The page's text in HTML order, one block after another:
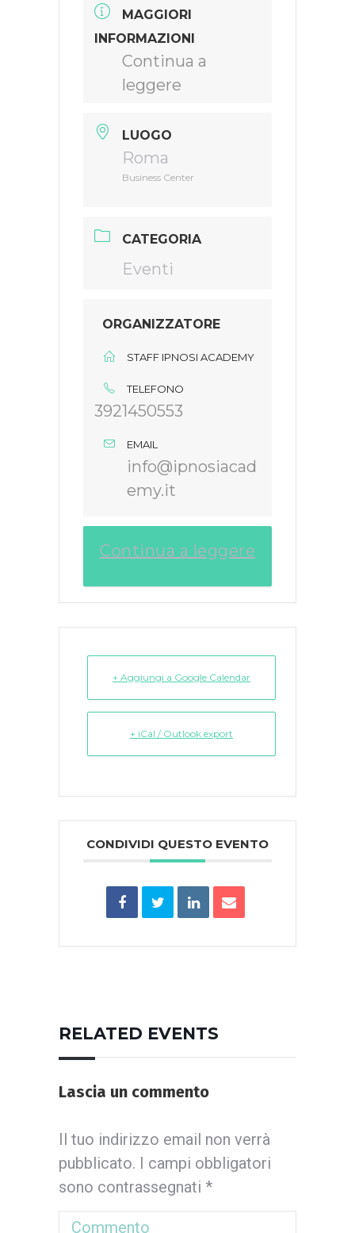
MAGGIORI
INFORMAZIONI
Continua a
leggere
LUOGO
Roma
Business Center
CATEGORIA
Eventi
ORGANIZZATORE
STAFF IPNOSI ACADEMY
TELEFONO
3921450553
EMAIL
info@ipnosiacad
emy.it
Continua a leggere
+ Aggiungi a Google Calendar
+ iCal / Outlook export
CONDIVIDI QUESTO EVENTO
RELATED EVENTS
Lascia un commento
Il tuo indirizzo email non verrà
pubblicato. I campi obbligatori
sono contrassegnati *
Commento